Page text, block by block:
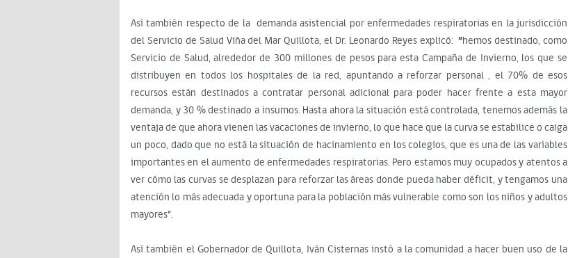
Así también respecto de la demanda asistencial por enfermedades respiratorias en la jurisdicción
del Servicio de Salud Viña del Mar Quillota, el Dr. Leonardo Reyes explicó: “hemos destinado, como
Servicio de Salud, alrededor de 300 millones de pesos para esta Campaña de Invierno, los que se
distribuyen en todos los hospitales de la red, apuntando a reforzar personal , el 70% de esos
recursos están destinados a contratar personal adicional para poder hacer frente a esta mayor
demanda, y 30 % destinado a insumos. Hasta ahora la situación está controlada, tenemos además la
ventaja de que ahora vienen las vacaciones de invierno, lo que hace que la curva se estabilice o caiga
un poco, dado que no está la situación de hacinamiento en los colegios, que es una de las variables
importantes en el aumento de enfermedades respiratorias. Pero estamos muy ocupados y atentos a
ver cómo las curvas se desplazan para reforzar las áreas donde pueda haber déficit, y tengamos una
atención lo más adecuada y oportuna para la población más vulnerable como son los niños y adultos
mayores”.
Así también el Gobernador de Quillota, Iván Cisternas instó a la comunidad a hacer buen uso de la